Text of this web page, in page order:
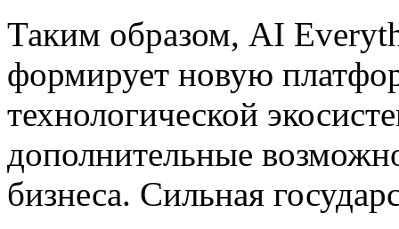
Таким образом, AI
формирует новую
технологической
дополнительные
бизнеса. Сильная